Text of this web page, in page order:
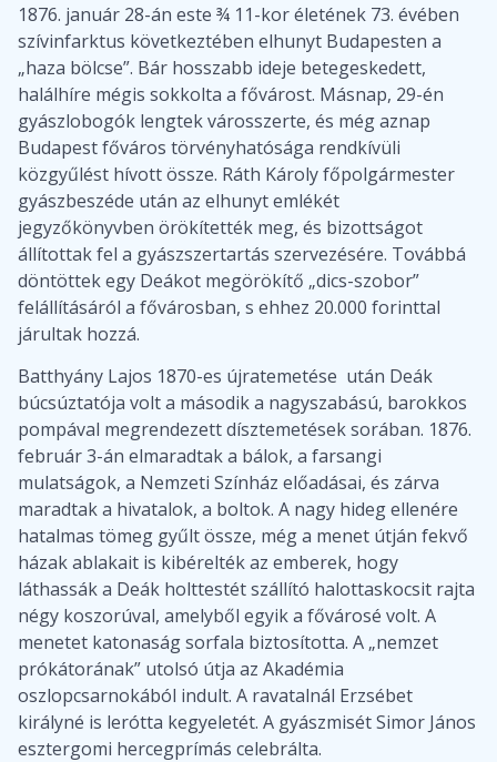
1876. január 28-án este ¾ 11-kor életének 73. évében
szívinfarktus következtében elhunyt Budapesten a
„haza bölcse”. Bár hosszabb ideje betegeskedett,
halálhíre mégis sokkolta a fővárost. Másnap, 29-én
gyászlobogók lengtek városszerte, és még aznap
Budapest főváros törvényhatósága rendkívüli
közgyűlést hívott össze. Ráth Károly főpolgármester
gyászbeszéde után az elhunyt emlékét
jegyzőkönyvben örökítették meg, és bizottságot
állítottak fel a gyászszertartás szervezésére. Továbbá
döntöttek egy Deákot megörökítő „dics-szobor”
felállításáról a fővárosban, s ehhez 20.000 forinttal
járultak hozzá.
Batthyány Lajos 1870-es újratemetése után Deák
búcsúztatója volt a második a nagyszabású, barokkos
pompával megrendezett dísztemetések sorában. 1876.
február 3-án elmaradtak a bálok, a farsangi
mulatságok, a Nemzeti Színház előadásai, és zárva
maradtak a hivatalok, a boltok. A nagy hideg ellenére
hatalmas tömeg gyűlt össze, még a menet útján fekvő
házak ablakait is kibérelték az emberek, hogy
láthassák a Deák holttestét szállító halottaskocsit rajta
négy koszorúval, amelyből egyik a fővárosé volt. A
menetet katonaság sorfala biztosította. A „nemzet
prókátorának” utolsó útja az Akadémia
oszlopcsarnokából indult. A ravatalnál Erzsébet
királyné is lerótta kegyeletét. A gyászmisét Simor János
esztergomi hercegprímás celebrálta.